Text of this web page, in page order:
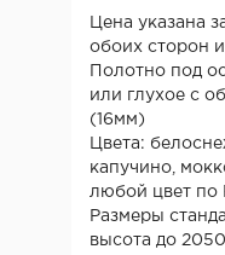
Цена указана
обоих сторон
Полотно под
или глухое с
(16мм)
Цвета:
капучино,
любой цвет по
Размеры
высота до